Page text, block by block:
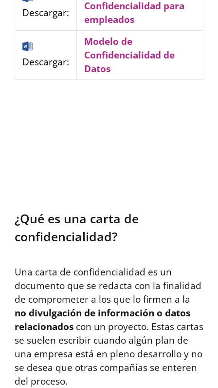
Descargar:
Confidencialidad para
empleados
Descargar:
Modelo de
Confidencialidad de
Datos
¿Qué es una carta de
confidencialidad?
Una carta de confidencialidad es un
documento que se redacta con la finalidad
de comprometer a los que lo firmen a la
no divulgación de información o datos
relacionados con un proyecto. Estas cartas
se suelen escribir cuando algún plan de
una empresa está en pleno desarrollo y no
se desea que otras compañías se enteren
del proceso.